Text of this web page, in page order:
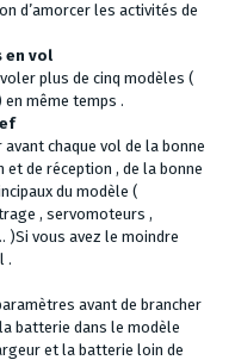
d’amorcer les activités de
en vol
plus de cinq modèles (
même temps .
avant chaque vol de la bonne
et de réception , de la bonne
du modèle (
, servomoteurs ,
)Si vous avez le moindre
.
avant de brancher
batterie dans le modèle
et la batterie loin de